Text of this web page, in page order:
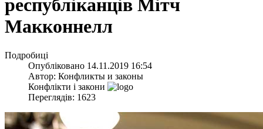
республіканців Мітч
Макконнелл
Подробиці
Опубліковано 14.11.2019 16:54
Автор: Конфликты и законы
Конфлікти і закони
Переглядів: 1623